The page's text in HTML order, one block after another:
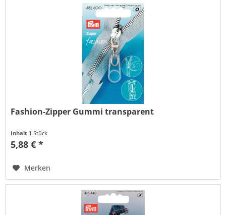
Fashion-Zipper Gummi transparent
Inhalt 1 Stück
5,88 € *
Merken